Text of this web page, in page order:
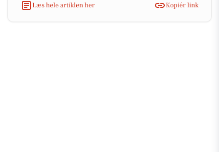
Læs hele artiklen her
Kopiér link